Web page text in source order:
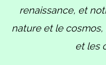
renaissance, et
nature et le
et les